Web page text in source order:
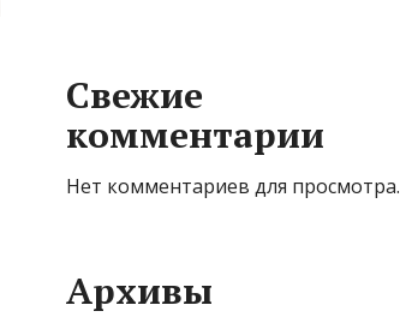
Свежие
комментарии
Нет комментариев для просмотра.
Архивы